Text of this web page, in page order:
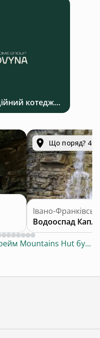
Park Verkhovyna - інвестиційний котеджний комплекс біля Верховини в Карпатах
Що поряд? 4.0
Івано-
Водооспад
А-фрейм Mountains Hut будинок 1